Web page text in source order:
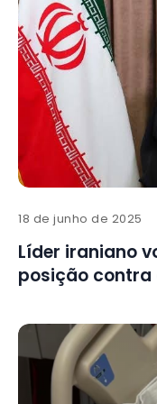
18 de junho de 2025
Líder iraniano
posição contra